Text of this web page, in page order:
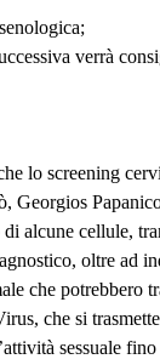
verrà
lo screening
Georgios
alcune cellule,
oltre ad
che potrebbero
che si
sessuale